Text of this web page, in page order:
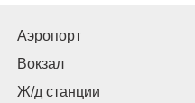
Аэропорт
Вокзал
Ж/д станции